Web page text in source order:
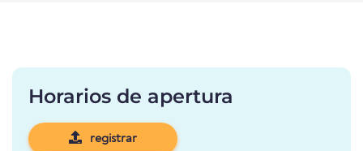
Horarios de apertura
registrar